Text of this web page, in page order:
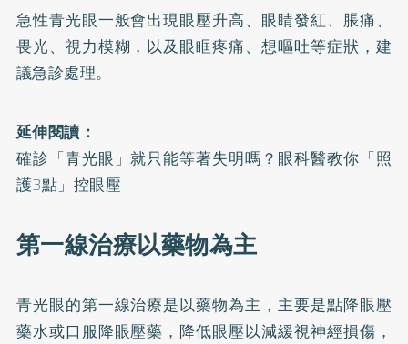
急性青光眼一般會出現眼壓升高、眼睛發紅、脹痛、
畏光、視力模糊，以及眼眶疼痛、想嘔吐等症狀，建
議急診處理。
延伸閱讀：
確診「青光眼」就只能等著失明嗎？眼科醫教你「照
護3點」控眼壓
第一線治療以藥物為主
青光眼的第一線治療是以藥物為主，主要是點降眼壓
藥水或口服降眼壓藥，降低眼壓以減緩視神經損傷，